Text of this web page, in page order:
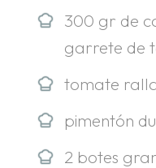
300 gr de
garrete de
tomate
pimentón
2 botes